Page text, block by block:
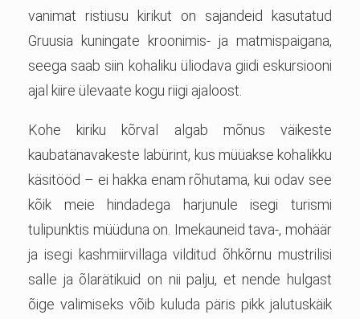
vanimat ristiusu kirikut on sajandeid kasutatud
Gruusia kuningate kroonimis- ja matmispaigana,
seega saab siin kohaliku üliodava giidi eskursiooni
ajal kiire ülevaate kogu riigi ajaloost.
Kohe kiriku kõrval algab mõnus väikeste
kaubatänavakeste labürint, kus müüakse kohalikku
käsitööd – ei hakka enam rõhutama, kui odav see
kõik meie hindadega harjunule isegi turismi
tulipunktis müüduna on. Imekauneid tava-, mohäär
ja isegi kashmiirvillaga vilditud õhkõrnu mustrilisi
salle ja õlarätikuid on nii palju, et nende hulgast
õige valimiseks võib kuluda päris pikk jalutuskäik